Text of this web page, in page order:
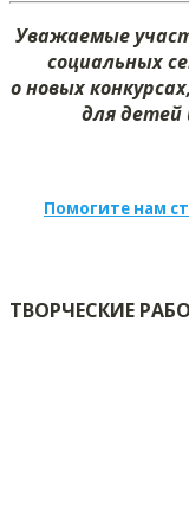
Уважаемые
социальных
о новых
для детей
Помогите нам
ТВОРЧЕСКИЕ